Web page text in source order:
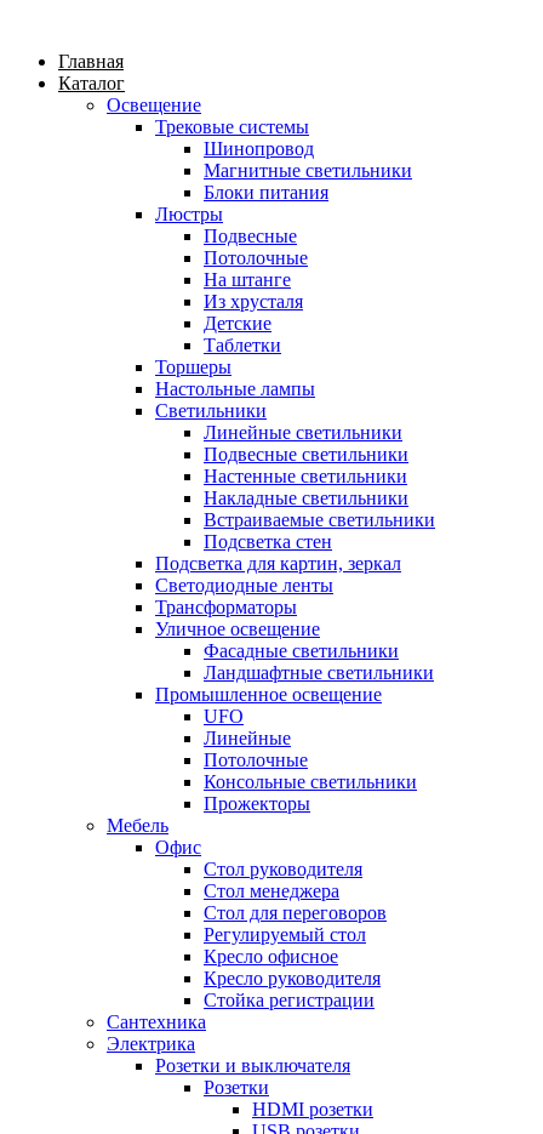
Главная
Каталог
Освещение
Трековые системы
Шинопровод
Магнитные светильники
Блоки питания
Люстры
Подвесные
Потолочные
На штанге
Из хрусталя
Детские
Таблетки
Торшеры
Настольные лампы
Светильники
Линейные светильники
Подвесные светильники
Настенные светильники
Накладные светильники
Встраиваемые светильники
Подсветка стен
Подсветка для картин, зеркал
Светодиодные ленты
Трансформаторы
Уличное освещение
Фасадные светильники
Ландшафтные светильники
Промышленное освещение
UFO
Линейные
Потолочные
Консольные светильники
Прожекторы
Мебель
Офис
Стол руководителя
Стол менеджера
Стол для переговоров
Регулируемый стол
Кресло офисное
Кресло руководителя
Стойка регистрации
Сантехника
Электрика
Розетки и выключателя
Розетки
HDMI розетки